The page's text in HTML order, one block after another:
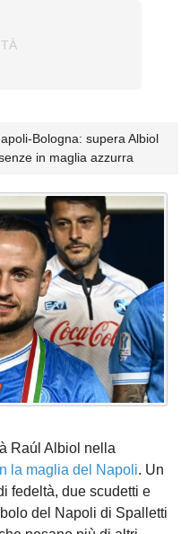
Bologna: supera Albiol
in maglia azzurra
Raúl Albiol nella
la maglia del Napoli. Un
fedeltà, due scudetti e
del Napoli di Spalletti